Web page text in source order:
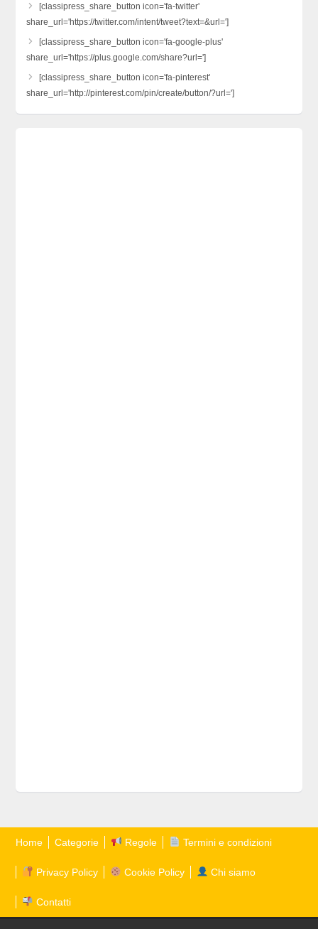
[classipress_share_button icon='fa-twitter'
share_url='https://twitter.com/intent/tweet?text=&url=']
[classipress_share_button icon='fa-google-plus'
share_url='https://plus.google.com/share?url=']
[classipress_share_button icon='fa-pinterest'
share_url='http://pinterest.com/pin/create/button/?url=']
Home Categorie Regole Termini e condizioni
Privacy Policy Cookie Policy Chi siamo
Contatti